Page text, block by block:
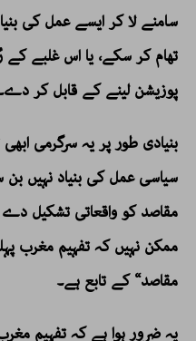
سامنے لا کر ایسے عمل کی
تھام کر سکے، یا اس غلبے کے
پوزیشن لینے کے قابل کر
بنیادی طور پر یہ سرگرمی
سیاسی عمل کی بنیاد نہیں
مقاصد کو واقعاتی تشکیل
ممکن نہیں کہ تفہیم مغرب
مقاصد“ کے تابع ہے۔
یہ ضرور ہوا ہے کہ تفہیمِ